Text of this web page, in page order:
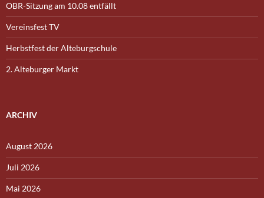
OBR-Sitzung am 10.08 entfällt
Vereinsfest TV
Herbstfest der Alteburgschule
2. Alteburger Markt
ARCHIV
August 2026
Juli 2026
Mai 2026